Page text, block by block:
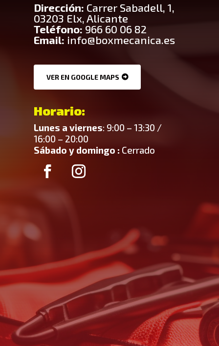
Dirección: Carrer Sabadell, 1,
03203 Elx, Alicante
Teléfono: 966 60 06 82
Email: info@boxmecanica.es
VER EN GOOGLE MAPS
Horario:
Lunes a viernes: 9:00 – 13:30 /
16:00 – 20:00
Sábado y domingo : Cerrado